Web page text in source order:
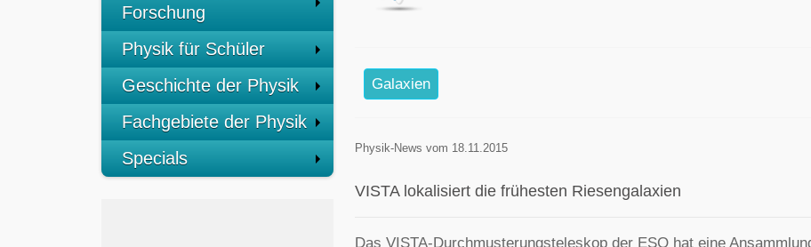
Forschung
Physik für Schüler
Geschichte der Physik
Fachgebiete der Physik
Specials
Galaxien
Physik-News vom 18.11.2015
VISTA lokalisiert die frühesten Riesengalaxien
Das VISTA-Durchmusterungsteleskop der ESO hat eine